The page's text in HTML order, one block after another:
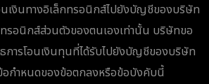
นเงินทางอิเล็กทรอนิกส์ไปยังบัญชีของบริษัท
ทรอนิกส์ส่วนตัวของตนเองเท่านั้น บริษัทขอ
การโอนเงินทุนที่ได้รับไปยังบัญชีของบริษัท
อกำหนดของข้อตกลงหรือข้อบังคับนี้